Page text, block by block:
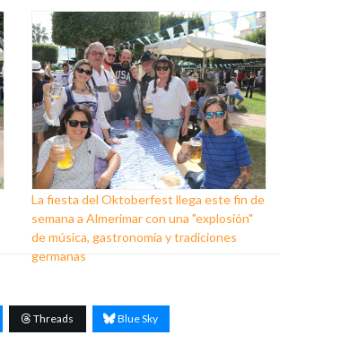
La fiesta del Oktoberfest llega este fin de
semana a Almerimar con una "explosión"
de música, gastronomía y tradiciones
germanas
Threads Blue Sky